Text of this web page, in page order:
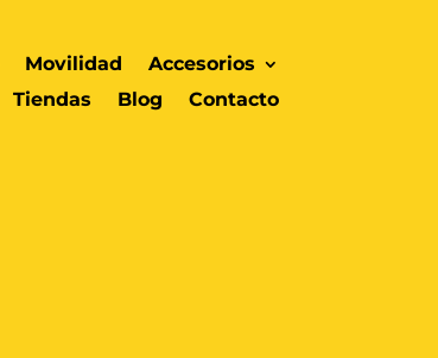
Movilidad
Accesorios
Tiendas Blog Contacto